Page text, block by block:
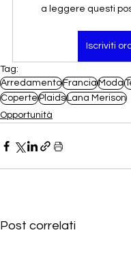
a leggere questi
Iscriviti
Tag:
ArredamentoFranciaModa
CopertePlaidsLana Merison
Opportunità
Post correlati